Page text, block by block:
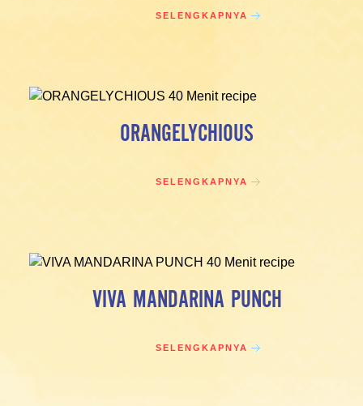
SELENGKAPNYA
ORANGELYCHIOUS
SELENGKAPNYA
VIVA MANDARINA PUNCH
SELENGKAPNYA